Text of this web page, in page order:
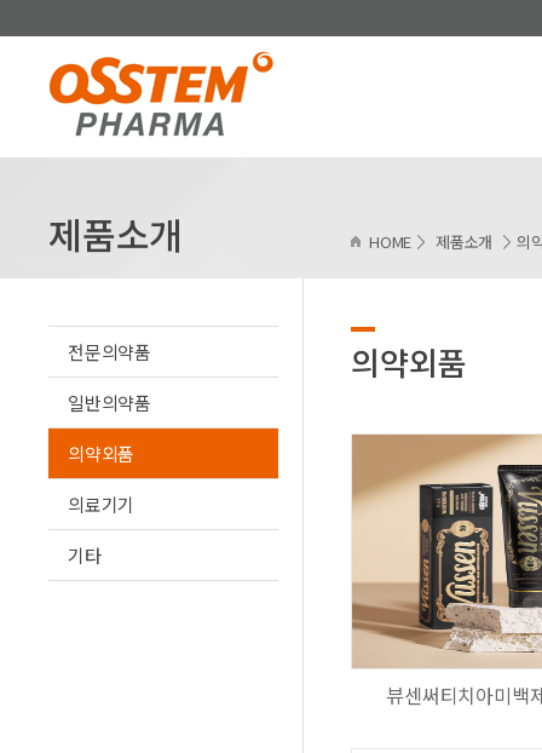
HOME 제품소개 의
제품소개
전문의약품
일반의약품
의약외품
의료기기
기타
의약외품
뷰센써티치아미백